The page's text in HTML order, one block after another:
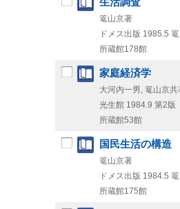
篭山京著
ドメス出版 1985.5
所蔵館178館
家庭経済学
大河内一男, 篭山京共
光生館 1984.9 第2版
所蔵館53館
国民生活の構造
篭山京著
ドメス出版 1984.5
所蔵館175館